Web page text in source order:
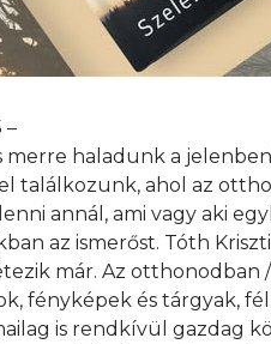
–
merre haladunk a
találkozunk, ahol az
annál, ami vagy aki
az ismerőst. Tóth
már. Az
fényképek és tárgyak,
is rendkívül gazdag